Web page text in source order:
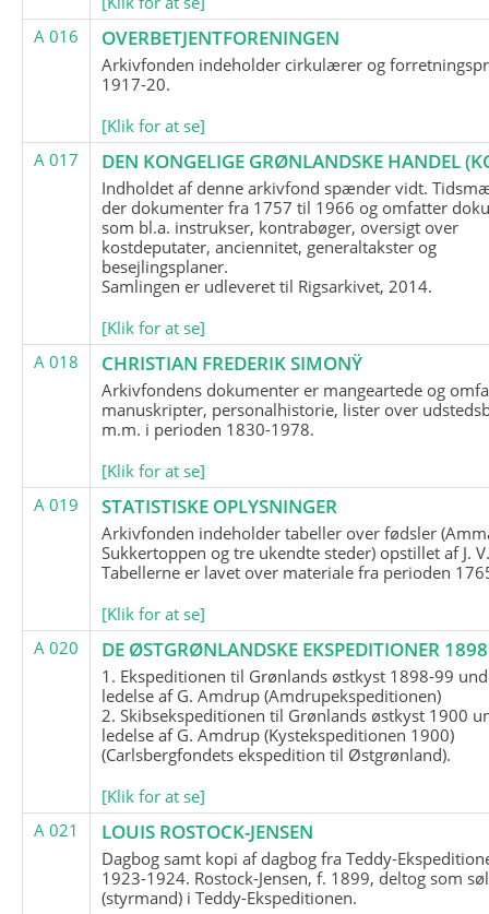
A 016
OVERBETJENTFORENINGEN
Arkivfonden indeholder cirkulærer og
1917-20.
[Klik for at se]
A 017
DEN KONGELIGE GRØNLANDSKE HANDEL
Indholdet af denne arkivfond spænder vidt.
der dokumenter fra 1757 til 1966 og omfatter
som bl.a. instrukser, kontrabøger, oversigt over
kostdeputater, anciennitet, generaltakster og
besejlingsplaner.
Samlingen er udleveret til Rigsarkivet, 2014.
[Klik for at se]
A 018
CHRISTIAN FREDERIK SIMONŸ
Arkivfondens dokumenter er mangeartede og
manuskripter, personalhistorie, lister over
m.m. i perioden 1830-1978.
[Klik for at se]
A 019
STATISTISKE OPLYSNINGER
Arkivfonden indeholder tabeller over fødsler
Sukkertoppen og tre ukendte steder) opstillet af J.
Tabellerne er lavet over materiale fra perioden
[Klik for at se]
A 020
DE ØSTGRØNLANDSKE EKSPEDITIONER
1. Ekspeditionen til Grønlands østkyst 1898-99
ledelse af G. Amdrup (Amdrupekspeditionen)
2. Skibsekspeditionen til Grønlands østkyst 1900
ledelse af G. Amdrup (Kystekspeditionen 1900)
(Carlsbergfondets ekspedition til Østgrønland).
[Klik for at se]
A 021
LOUIS ROSTOCK-JENSEN
Dagbog samt kopi af dagbog fra Teddy-
1923-1924. Rostock-Jensen, f. 1899, deltog som
(styrmand) i Teddy-Ekspeditionen.